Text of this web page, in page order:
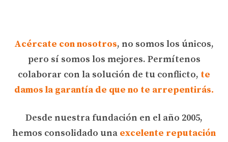
Acércate con nosotros, no somos los únicos,
pero sí somos los mejores. Permítenos
colaborar con la solución de tu conflicto, te
damos la garantía de que no te arrepentirás.
Desde nuestra fundación en el año 2005,
hemos consolidado una excelente reputación